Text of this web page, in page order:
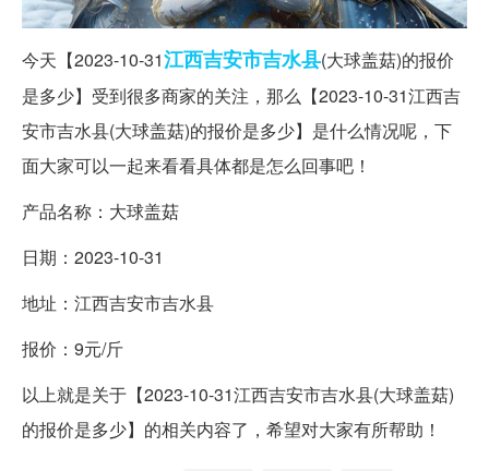
今天【2023-10-31江西吉安市吉水县(大球盖菇)的报价
是多少】受到很多商家的关注，那么【2023-10-31江西吉
安市吉水县(大球盖菇)的报价是多少】是什么情况呢，下
面大家可以一起来看看具体都是怎么回事吧！
产品名称：大球盖菇
日期：2023-10-31
地址：江西吉安市吉水县
报价：9元/斤
以上就是关于【2023-10-31江西吉安市吉水县(大球盖菇)
的报价是多少】的相关内容了，希望对大家有所帮助！